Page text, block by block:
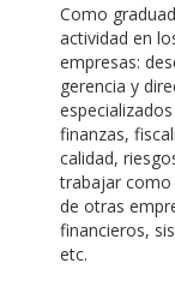
Como
actividad en
empresas:
gerencia y
finanzas,
calidad,
trabajar
de otras
financieros,
etc.